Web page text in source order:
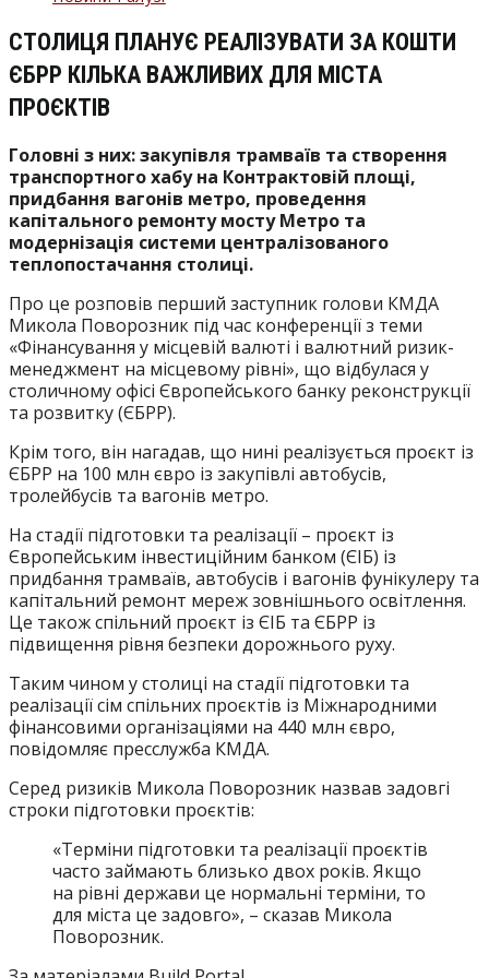
СТОЛИЦЯ ПЛАНУЄ РЕАЛІЗУВАТИ ЗА КОШТИ
ЄБРР КІЛЬКА ВАЖЛИВИХ ДЛЯ МІСТА
ПРОЄКТІВ
Головні з них: закупівля трамваїв та створення
транспортного хабу на Контрактовій площі,
придбання вагонів метро, проведення
капітального ремонту мосту Метро та
модернізація системи централізованого
теплопостачання столиці.
Про це розповів перший заступник голови КМДА
Микола Поворозник під час конференції з теми
«Фінансування у місцевій валюті і валютний ризик-
менеджмент на місцевому рівні», що відбулася у
столичному офісі Європейського банку реконструкції
та розвитку (ЄБРР).
Крім того, він нагадав, що нині реалізується проєкт із
ЄБРР на 100 млн євро із закупівлі автобусів,
тролейбусів та вагонів метро.
На стадії підготовки та реалізації – проєкт із
Європейським інвестиційним банком (ЄІБ) із
придбання трамваїв, автобусів і вагонів фунікулеру та
капітальний ремонт мереж зовнішнього освітлення.
Це також спільний проєкт із ЄІБ та ЄБРР із
підвищення рівня безпеки дорожнього руху.
Таким чином у столиці на стадії підготовки та
реалізації сім спільних проєктів із Міжнародними
фінансовими організаціями на 440 млн євро,
повідомляє пресслужба КМДА.
Серед ризиків Микола Поворозник назвав задовгі
строки підготовки проєктів:
«Терміни підготовки та реалізації проєктів
часто займають близько двох років. Якщо
на рівні держави це нормальні терміни, то
для міста це задовго», – сказав Микола
Поворозник.